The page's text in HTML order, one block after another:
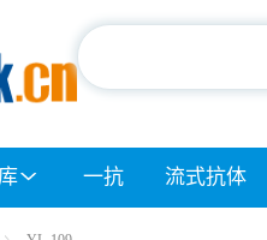
一抗 流式抗体